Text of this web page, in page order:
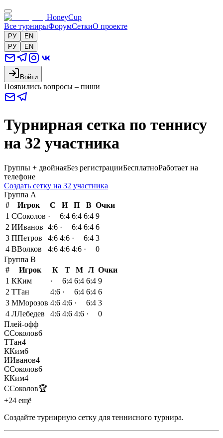
HoneyCup
Все турнирыФорумСеткиО проекте
РУ
EN
РУ
EN
Войти
Появились вопросы – пиши
Турнирная сетка по теннису
на 32 участника
Группы + двойнаяБез регистрацииБесплатноРаботает на
телефоне
Создать сетку на 32 участника
Группа A
#
Игрок С И П В Очки
1 ССоколов · 6:4 6:4 6:4 9
2 ИИванов 4:6 · 6:4 6:4 6
3 ППетров 4:6 4:6 · 6:4 3
4 ВВолков 4:6 4:6 4:6 ·
0
Группа B
#
Игрок К Т М Л Очки
1 ККим · 6:4 6:4 6:4 9
2 ТТан 4:6 · 6:4 6:4 6
3 ММорозов 4:6 4:6 · 6:4 3
4 ЛЛебедев 4:6 4:6 4:6 ·
0
Плей-офф
ССоколов6
ТТан4
ККим6
ИИванов4
ССоколов6
ККим4
ССоколов🏆
+24 ещё
Создайте турнирную сетку для теннисного турнира.